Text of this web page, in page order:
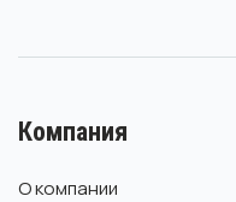
Компания
О компании